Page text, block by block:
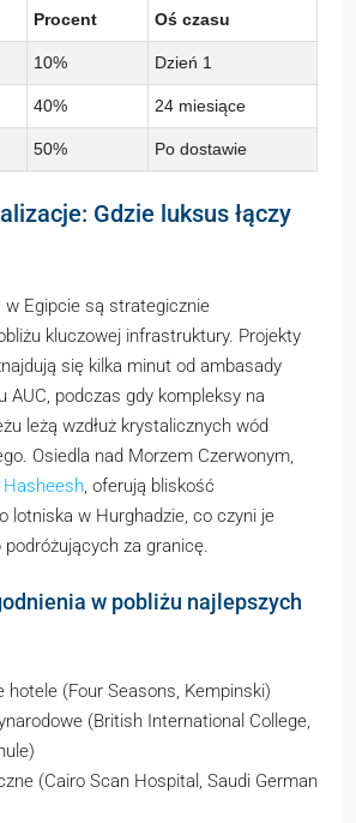
Procent Oś czasu
10% Dzień 1
40% 24 miesiące
50% Po dostawie
Gdzie luksus łączy
Egipcie są strategicznie
kluczowej infrastruktury. Projekty
się kilka minut od ambasady
AUC, podczas gdy kompleksy na
leżą wzdłuż krystalicznych wód
Osiedla nad Morzem Czerwonym,
Hasheesh , oferują bliskość
lotniska w Hurghadzie, co czyni je
za granicę.
w pobliżu najlepszych
hotele (Four Seasons, Kempinski)
(British International College,
(Cairo Scan Hospital, Saudi German